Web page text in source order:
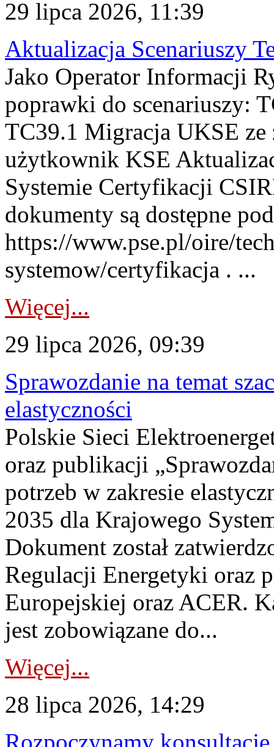
29 lipca 2026, 11:39
Aktualizacja Scenariuszy
Jako Operator Informacji
poprawki do scenariuszy:
TC39.1 Migracja UKSE
użytkownik KSE
Systemie Certyfikacji
dokumenty są dostępne
https://www.pse.pl/oire/
systemow/certyfikacja . ...
Więcej...
29 lipca 2026, 09:39
Sprawozdanie na temat
elastyczności
Polskie Sieci
oraz publikacji
potrzeb w zakresie
2035 dla Krajowego
Dokument został
Regulacji Energetyki oraz
Europejskiej oraz ACER.
jest zobowiązane do...
Więcej...
28 lipca 2026, 14:29